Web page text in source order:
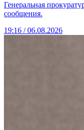
Генеральная
сообщения.
19:16 / 06.08.2026